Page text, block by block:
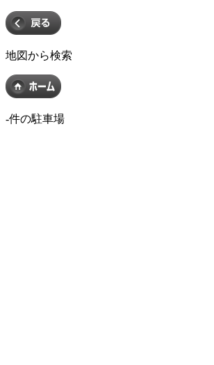
地図から検索
-件の駐車場